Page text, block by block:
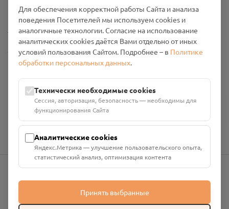
Промо-материалы
Настройки cookies
Общество с ограниченной ответственностью «Смоленский
Проект Помним»
Юридический адрес: 216790, Смоленская область, р-н
Руднянский, г. Рудня, улица Западная, д. 26А, пом. 18
Номер счёта: 40702810901130004287 в АО "АЛЬФА-БАНК"
Кор. счёт: 30101810200000000593
info@pomnim.online
Для обеспечения корректной работы Сайта и анализа
поведения Посетителей мы используем cookies и
аналогичные технологии. Согласие на использование
аналитических cookies даётся Вами отдельно от иных
условий пользования Сайтом. Подробнее – в Политике
обработки персональных данных.
Технически необходимые cookies
Сессия, авторизация, безопасность — необходимы для
функционирования Сайта
Аналитические cookies
Яндекс.Метрика — улучшение пользовательского опыта,
статистический анализ, оптимизация контента
Принять выбранные